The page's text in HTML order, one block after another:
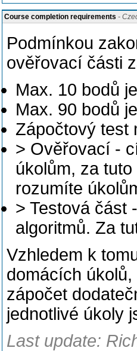
Course completion requirements -
Podmínkou
ověřovací části
Max. 10 bodů
Max. 90 bodů
Zápočtový test
> Ověřovací -
úkolům, za
rozumíte
> Testová část
algoritmů. Za
Vzhledem k
domácích
zápočet
jednotlivé úkoly
Last update: